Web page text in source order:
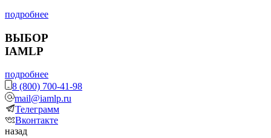
подробнее
ВЫБОР
IAMLP
подробнее
8 (800) 700-41-98
mail@iamlp.ru
Телеграмм
Вконтакте
назад